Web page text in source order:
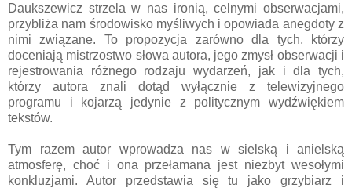
Daukszewicz strzela w nas ironią, celnymi obserwacjami,
przybliża nam środowisko myśliwych i opowiada anegdoty z
nimi związane. To propozycja zarówno dla tych, którzy
doceniają mistrzostwo słowa autora, jego zmysł obserwacji i
rejestrowania różnego rodzaju wydarzeń, jak i dla tych,
którzy autora znali dotąd wyłącznie z telewizyjnego
programu i kojarzą jedynie z politycznym wydźwiękiem
tekstów.
Tym razem autor wprowadza nas w sielską i anielską
atmosferę, choć i ona przełamana jest niezbyt wesołymi
konkluzjami. Autor przedstawia się tu jako grzybiarz i